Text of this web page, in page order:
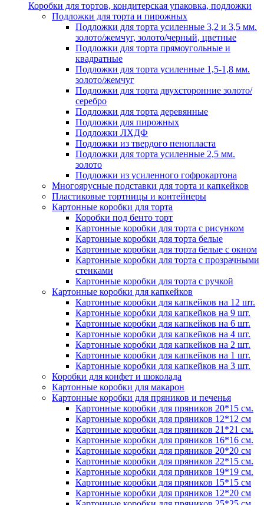
Коробки для тортов, кондитерская упаковка, подложки
Подложки для торта и пирожных
Подложки для торта усиленные 3,2 и 3,5 мм.
золото/жемчуг, золото/черный, цветные
Подложки для торта прямоугольные и
квадратные
Подложки для торта усиленные 1,5-1,8 мм.
золото/жемчуг
Подложки для торта двухсторонние золото/
серебро
Подложки для торта деревянные
Подложки для пирожных
Подложки ЛХДФ
Подложки из твердого пенопласта
Подложки для торта усиленные 2,5 мм.
золото
Подложки из усиленного гофрокартона
Многоярусные подставки для торта и капкейков
Пластиковые тортницы и контейнеры
Картонные коробки для торта
Коробки под бенто торт
Картонные коробки для торта с рисунком
Картонные коробки для торта белые
Картонные коробки для торта белые с окном
Картонные коробки для торта с прозрачными
стенками
Картонные коробки для торта с ручкой
Картонные коробки для капкейков
Картонные коробки для капкейков на 12 шт.
Картонные коробки для капкейков на 9 шт.
Картонные коробки для капкейков на 6 шт.
Картонные коробки для капкейков на 4 шт.
Картонные коробки для капкейков на 2 шт.
Картонные коробки для капкейков на 1 шт.
Картонные коробки для капкейков на 3 шт.
Коробки для конфет и шоколада
Картонные коробки для макарон
Картонные коробки для пряников и печенья
Картонные коробки для пряников 20*15 см.
Картонные коробки для пряников 12*12 см
Картонные коробки для пряников 21*21 см.
Картонные коробки для пряников 16*16 см.
Картонные коробки для пряников 20*20 см
Картонные коробки для пряников 22*15 см.
Картонные коробки для пряников 19*19 см.
Картонные коробки для пряников 15*15 см
Картонные коробки для пряников 12*20 см